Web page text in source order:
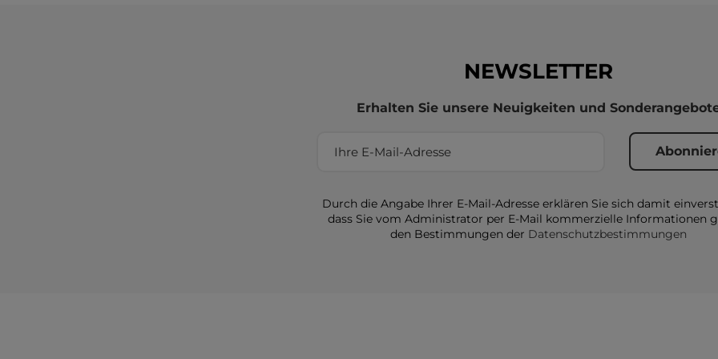
NEWSLETTER
Erhalten Sie unsere Neuigkeiten und
Durch die Angabe Ihrer E-Mail-Adresse erklären Sie sich damit
dass Sie vom Administrator per E-Mail kommerzielle Informationen
den Bestimmungen der Datenschutzbestimmungen